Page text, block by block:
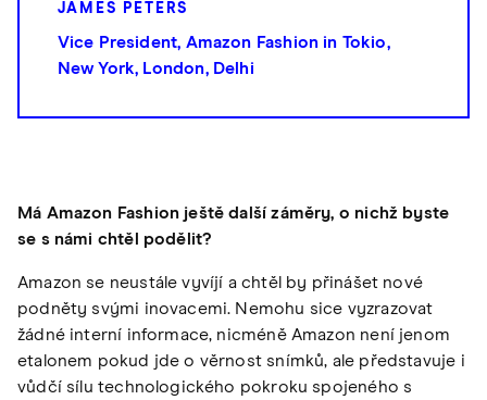
JAMES PETERS
Vice President, Amazon Fashion in Tokio,
New York, London, Delhi
Má Amazon Fashion ještě další záměry, o nichž byste
se s námi chtěl podělit?
Amazon se neustále vyvíjí a chtěl by přinášet nové
podněty svými inovacemi. Nemohu sice vyzrazovat
žádné interní informace, nicméně Amazon není jenom
etalonem pokud jde o věrnost snímků, ale představuje i
vůdčí sílu technologického pokroku spojeného s